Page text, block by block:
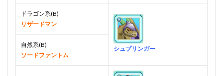
ドラゴン系(B)
リザードマン
シュプリンガー
自然系(B)
ソードファントム